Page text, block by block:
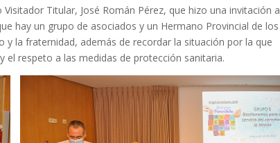
Titular, José Román Pérez, que hizo una invitación a
hay un grupo de asociados y un Hermano Provincial de los
la fraternidad, además de recordar la situación por la que
el respeto a las medidas de protección sanitaria.